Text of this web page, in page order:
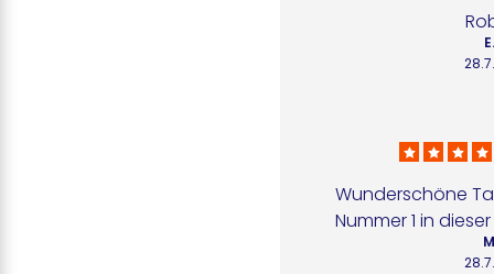
Wunderschöne
Nummer 1 in